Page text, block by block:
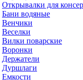
Открывалки для
Бани водяные
Венчики
Веселки
Вилки поварские
Воронки
Держатели
Дуршлаги
Емкости